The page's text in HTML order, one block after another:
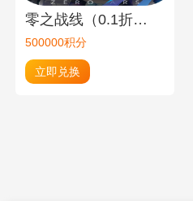
零之战线（0.1折）100元绑币
500000积分
立即兑换